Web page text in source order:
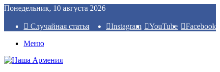
Понедельник, 10 августа 2026
Facebook
YouTube
Instagram
Случайная статья
Меню